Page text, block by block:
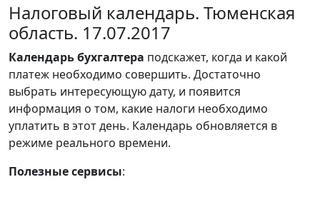
Налоговый календарь. Тюменская
область. 17.07.2017
Календарьбухгалтера подскажет, когда и какой
платеж необходимо совершить. Достаточно
выбрать интересующую дату, и появится
информация о том, какие налоги необходимо
уплатить в этот день. Календарь обновляется в
режиме реального времени.
Полезные сервисы: